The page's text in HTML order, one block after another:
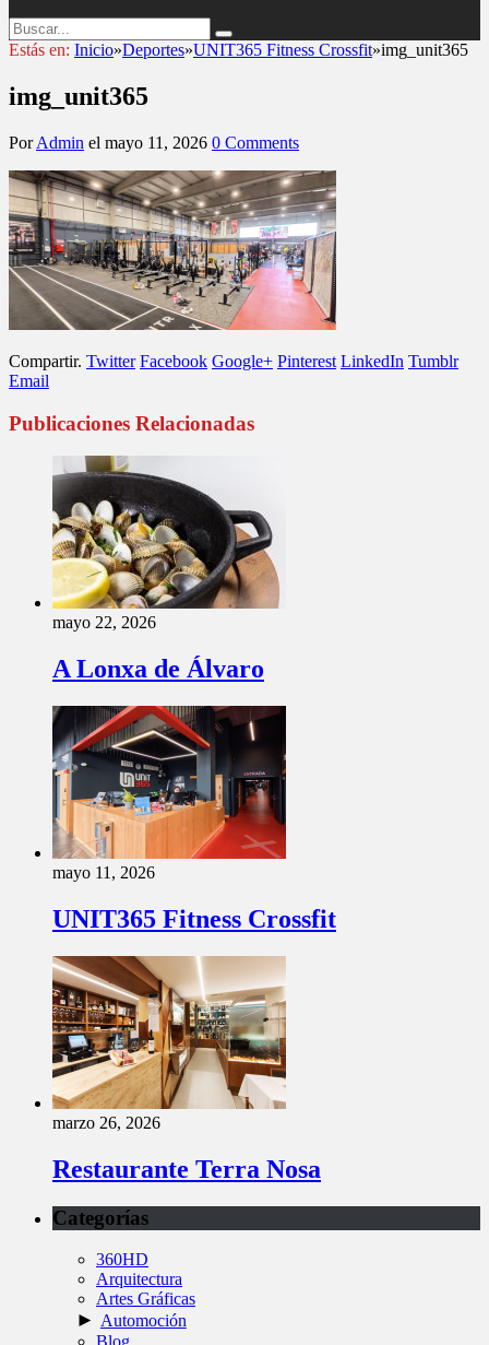
Estás en: Inicio»Deportes»UNIT365 Fitness Crossfit»img_unit365
img_unit365
PorAdmin el mayo 11, 2026 0 Comments
Compartir. Twitter Facebook Google+ Pinterest LinkedIn Tumblr
Email
Publicaciones Relacionadas
mayo 22, 2026
A Lonxa de Álvaro
mayo 11, 2026
UNIT365 Fitness Crossfit
marzo 26, 2026
Restaurante Terra Nosa
Categorías
360HD
Arquitectura
Artes Gráficas
► Automoción